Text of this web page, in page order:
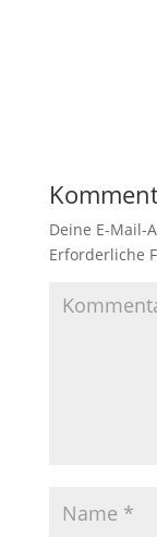
Deine E-Mail-
Erforderliche